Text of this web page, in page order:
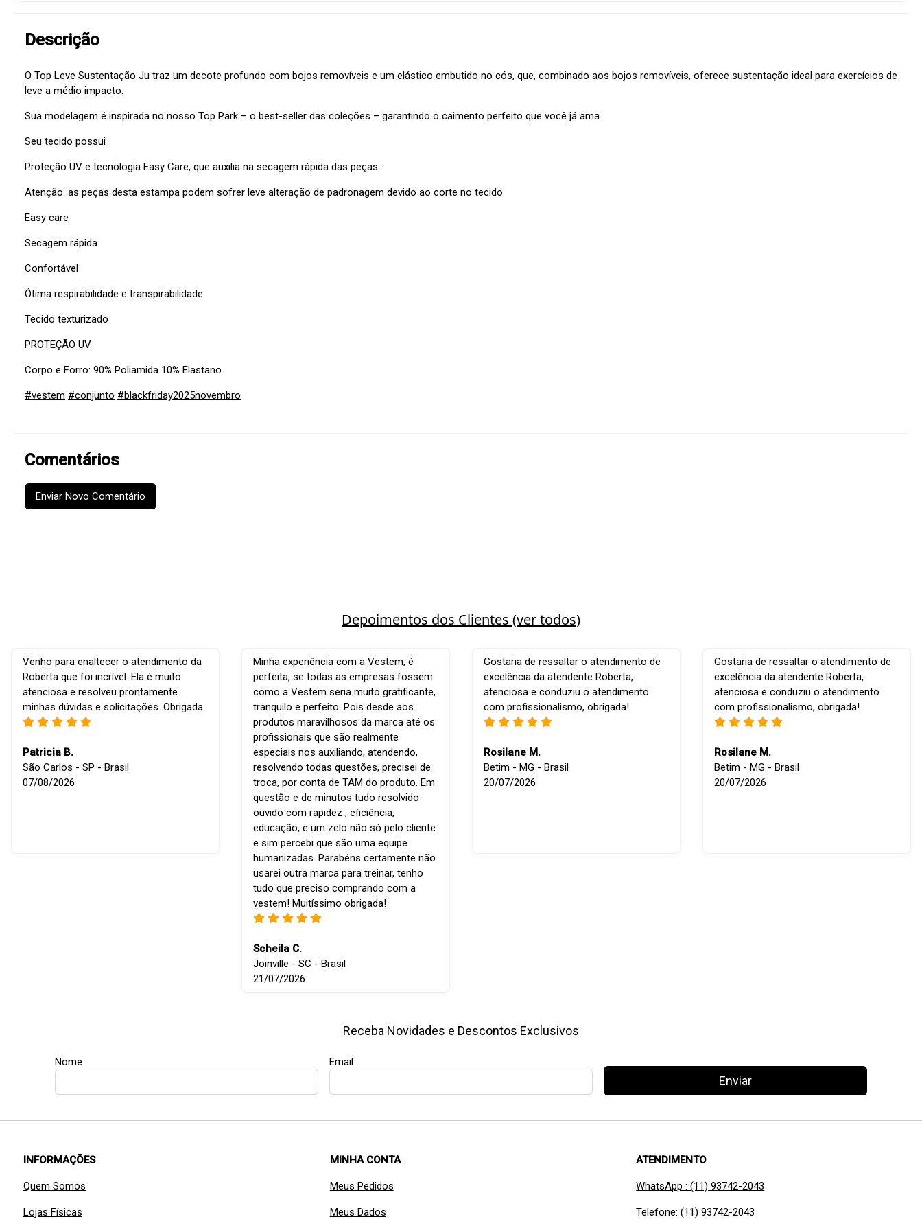
Descrição
O Top Leve Sustentação Ju traz um decote profundo com bojos removíveis e um elástico embutido no cós, que, combinado aos bojos removíveis, oferece sustentação ideal para exercícios de
leve a médio impacto.
Sua modelagem é inspirada no nosso Top Park – o best-seller das coleções – garantindo o caimento perfeito que você já ama.
Seu tecido possui
Proteção UV e tecnologia Easy Care, que auxilia na secagem rápida das peças.
Atenção: as peças desta estampa podem sofrer leve alteração de padronagem devido ao corte no tecido.
Easy care
Secagem rápida
Confortável
Ótima respirabilidade e transpirabilidade
Tecido texturizado
PROTEÇÃO UV.
Corpo e Forro: 90% Poliamida 10% Elastano.
#vestem #conjunto #blackfriday2025novembro
Comentários
Enviar Novo Comentário
Depoimentos dos Clientes (ver todos)
Venho para enaltecer o atendimento da
Roberta que foi incrível. Ela é muito
atenciosa e resolveu prontamente
minhas dúvidas e solicitações. Obrigada
Patricia B.
São Carlos - SP - Brasil
07/08/2026
Minha experiência com a Vestem, é
perfeita, se todas as empresas fossem
como a Vestem seria muito gratificante,
tranquilo e perfeito. Pois desde aos
produtos maravilhosos da marca até os
profissionais que são realmente
especiais nos auxiliando, atendendo,
resolvendo todas questões, precisei de
troca, por conta de TAM do produto. Em
questão e de minutos tudo resolvido
ouvido com rapidez , eficiência,
educação, e um zelo não só pelo cliente
e sim percebi que são uma equipe
humanizadas. Parabéns certamente não
usarei outra marca para treinar, tenho
tudo que preciso comprando com a
vestem! Muitíssimo obrigada!
Scheila C.
Joinville - SC - Brasil
21/07/2026
Gostaria de ressaltar o atendimento de
excelência da atendente Roberta,
atenciosa e conduziu o atendimento
com profissionalismo, obrigada!
Rosilane M.
Betim - MG - Brasil
20/07/2026
Gostaria de ressaltar o atendimento de
excelência da atendente Roberta,
atenciosa e conduziu o atendimento
com profissionalismo, obrigada!
Rosilane M.
Betim - MG - Brasil
20/07/2026
Receba Novidades e Descontos Exclusivos
Nome Email
Enviar
INFORMAÇÕES
Quem Somos
Lojas Físicas
MINHA CONTA
Meus Pedidos
Meus Dados
ATENDIMENTO
WhatsApp : (11) 93742-2043
Telefone: (11) 93742-2043